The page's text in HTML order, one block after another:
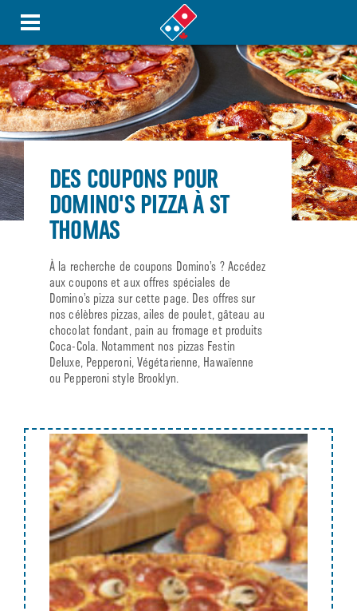
DES COUPONS POUR
DOMINO'S PIZZA À ST
THOMAS
À la recherche de coupons Domino’s ? Accédez
aux coupons et aux offres spéciales de
Domino’s pizza sur cette page. Des offres sur
nos célèbres pizzas, ailes de poulet, gâteau au
chocolat fondant, pain au fromage et produits
Coca-Cola. Notamment nos pizzas Festin
Deluxe, Pepperoni, Végétarienne, Hawaïenne
ou Pepperoni style Brooklyn.